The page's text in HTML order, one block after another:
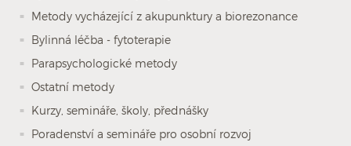
Metody vycházející z akupunktury a biorezonance
Bylinná léčba - fytoterapie
Parapsychologické metody
Ostatní metody
Kurzy, semináře, školy, přednášky
Poradenství a semináře pro osobní rozvoj